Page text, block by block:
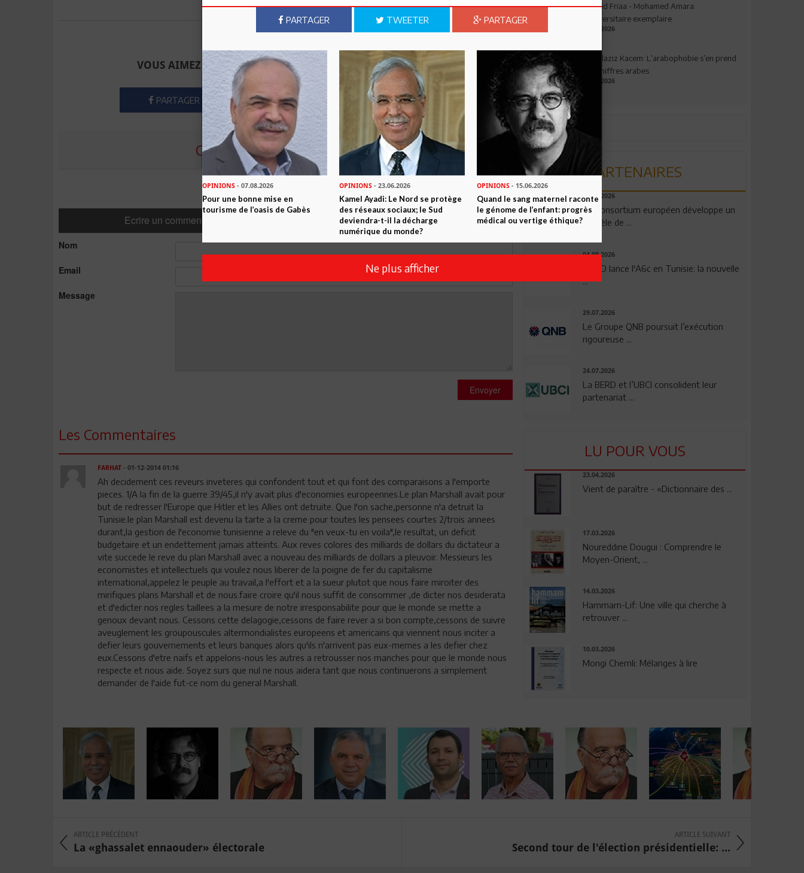
VOUS AIMEZ CET ARTICLE ? PARTAGEZ-LE AVEC VOS AMIS !
PARTAGER TWEETER ABONNEZ-VOUS
COMMENTER CET ARTICLE
Commentaire
Ecrire un commentaire Commenter
Nom
Email
Message
Envoyer
Les Commentaires
FARHAT- 01-12-2014 01:16
Ah decidement ces reveurs inveteres qui confondent tout et qui font des comparaisons a l'emporte
pieces. 1/A la fin de la guerre 39/45,il n'y avait plus d'economies europeennes.Le plan Marshall avait pour
but de redresser l'Europe que Hitler et les Allies ont detruite. Que l'on sache,personne n'a detruit la
Tunisie.le plan Marshall est devenu la tarte a la creme pour toutes les pensees courtes 2/trois annees
durant,la gestion de l'economie tunisienne a releve du "en veux-tu en voila",le resultat, un deficit
budgetaire et un endettement jamais atteints. Aux reves colores des milliards de dollars du dictateur a
vite succede le reve du plan Marshall avec a nouveau des milliards de dollars a pleuvoir. Messieurs les
economistes et intellectuels qui voulez nous liberer de la poigne de fer du capitalisme
international,appelez le peuple au travail,a l'effort et a la sueur plutot que nous faire miroiter des
mirifiques plans Marshall et de nous.faire croire qu'il nous suffit de consommer ,de dicter nos desiderata
et d'edicter nos regles taillees a la mesure de notre irresponsabilite pour que le monde se mette a
genoux devant nous. Cessons cette delagogie,cessons de faire rever a si bon compte,cessons de suivre
aveuglement les groupouscules altermondialistes europeens et americains qui viennent nous inciter a
defier leurs gouvernements et leurs banques alors qu'ils n'arrivent pas eux-memes a les defier chez
eux.Cessons d'etre naifs et appelons-nous les autres a retrousser nos manches pour que le monde nous
respecte et nous aide. Soyez surs que nul ne nous aidera tant que nous continuerons a simplement
demander de l'aide fut-ce nom du general Marshall.
Ahmed Friaa - Mohamed Amara:
l’Universitaire exemplaire
04.08.2026
Abdelaziz Kacem: L’arabophobie s’en prend
aux chiffres arabes
09.07.2026
PARTENAIRES
06.08.2026
Un consortium européen développe un
modèle de ...
04.08.2026
OPPO lance l'A6c en Tunisie: la nouvelle
...
29.07.2026
Le Groupe QNB poursuit l’exécution
rigoureuse ...
24.07.2026
La BERD et l’UBCI consolident leur
partenariat ...
LU POUR VOUS
23.04.2026
Vient de paraître - «Dictionnaire des ...
17.03.2026
Noureddine Dougui : Comprendre le
Moyen-Orient, ...
14.03.2026
Hammam-Lif: Une ville qui cherche à
retrouver ...
10.03.2026
Mongi Chemli: Mélanges à lire
ARTICLE PRÉCÉDENT
La «ghassalet ennaouder» électorale
ARTICLE SUIVANT
Second tour de l'élection présidentielle: ...
PARTAGER TWEETER PARTAGER
OPINIONS - 07.08.2026
Pour une bonne mise en
tourisme de l’oasis de Gabès
OPINIONS - 23.06.2026
Kamel Ayadi: Le Nord se protège
des réseaux sociaux; le Sud
deviendra-t-il la décharge
numérique du monde?
OPINIONS- 15.06.2026
Quand le sang maternel raconte
le génome de l’enfant: progrès
médical ou vertige éthique?
Ne plus afficher